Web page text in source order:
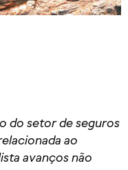
do setor de seguros
ao
avanços não